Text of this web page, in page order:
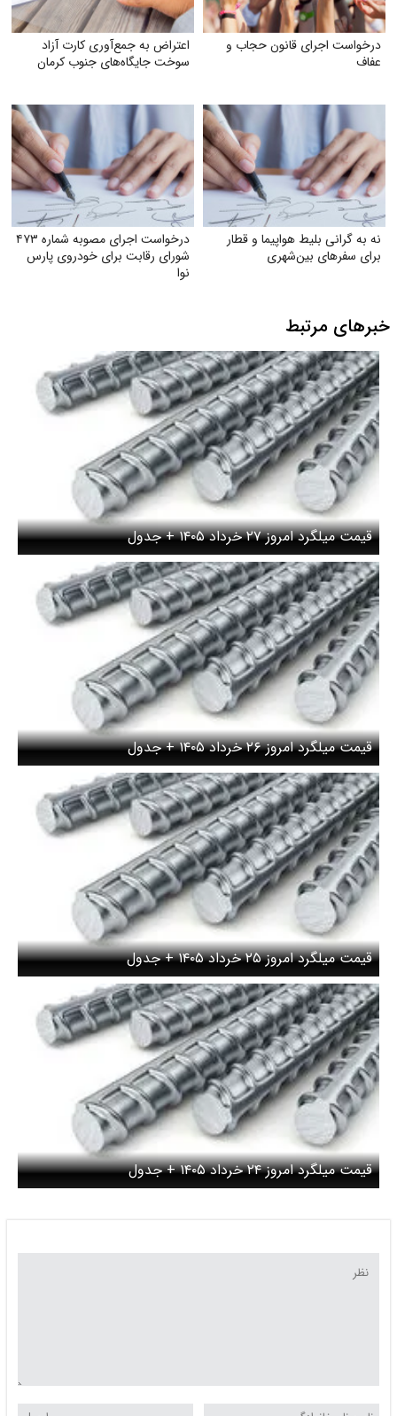
درخواست اجرای قانون حجاب و
عفاف
اعتراض به جمع‌آوری کارت آزاد
سوخت جایگاه‌های جنوب کرمان
نه به گرانی بلیط هواپیما و قطار
برای سفرهای بین‌شهری
درخواست اجرای مصوبه شماره ۴۷۳
شورای رقابت برای خودروی پارس
نوا
خبرهای مرتبط
قیمت میلگرد امروز ۲۷ خرداد ۱۴۰۵ + جدول
قیمت میلگرد امروز ۲۶ خرداد ۱۴۰۵ + جدول
قیمت میلگرد امروز ۲۵ خرداد ۱۴۰۵ + جدول
قیمت میلگرد امروز ۲۴ خرداد ۱۴۰۵ + جدول